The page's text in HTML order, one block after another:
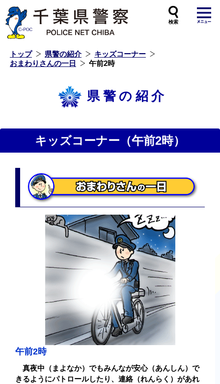
トップ 県警の紹介
キッズコーナー
おまわりさんの一日
午前2時
県警の紹介
キッズコーナー（午前2時）
午前2時
真夜中（まよなか）でもみんなが安心（あんしん）で
きるようにパトロールしたり、連絡（れんらく ）があれ